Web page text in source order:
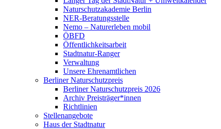
Naturschutzakademie Berlin
NER-Beratungsstelle
Nemo – Naturerleben mobil
ÖBFD
Öffentlichkeitsarbeit
Stadtnatur-Ranger
Verwaltung
Unsere Ehrenamtlichen
Berliner Naturschutzpreis
Berliner Naturschutzpreis 2026
Archiv Preisträger*innen
Richtlinien
Stellenangebote
Haus der Stadtnatur